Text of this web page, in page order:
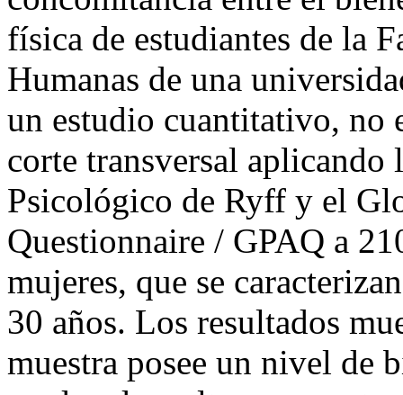
concomitancia entre el
física de estudiantes de la
Humanas de una
un estudio cuantitativo, no
corte transversal aplicando
Psicológico de Ryff y el
Questionnaire / GPAQ a
mujeres, que se
30 años. Los resultados